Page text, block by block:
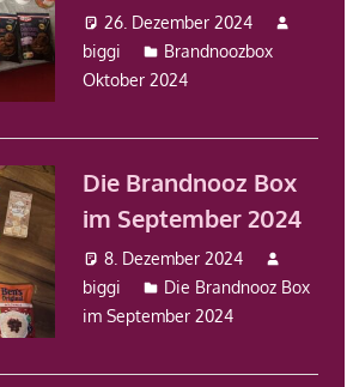
26. Dezember 2024
biggi
Brandnoozbox
Oktober 2024
Die Brandnooz Box
im September 2024
8. Dezember 2024
biggi
Die Brandnooz Box
im September 2024